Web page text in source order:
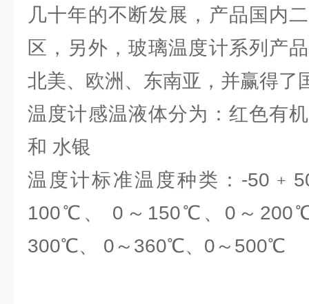
几十年的不断发展，产品国内
区，另外，玻璃温度计系列产
北美、欧洲、东南亚，并赢得了
温度计感温液体分为：红色有
和 水银
温度计标准温度种类：-
100℃、 0～150℃、0～
300℃、 0～360℃、0～500℃